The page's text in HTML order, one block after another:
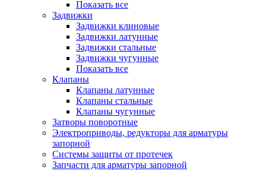
Показать все
Задвижки
Задвижки клиновые
Задвижки латунные
Задвижки стальные
Задвижки чугунные
Показать все
Клапаны
Клапаны латунные
Клапаны стальные
Клапаны чугунные
Затворы поворотные
Электроприводы, редукторы для арматуры
запорной
Системы защиты от протечек
Запчасти для арматуры запорной